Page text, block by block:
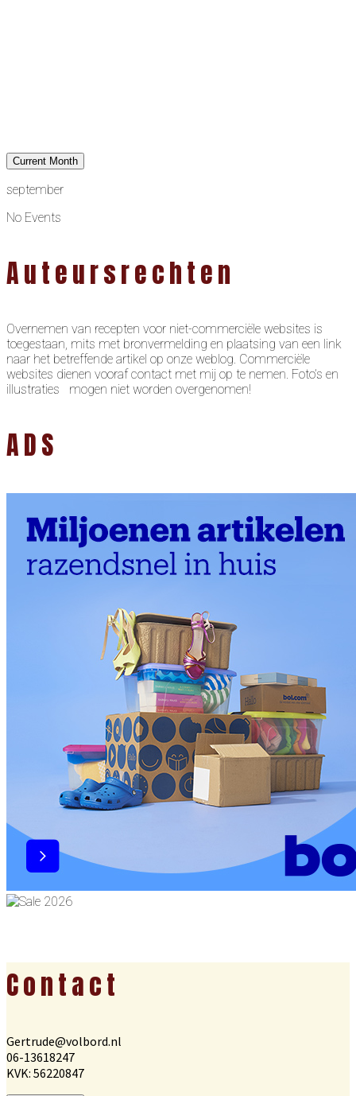
Current Month
september
No Events
Auteursrechten
Overnemen van recepten voor niet-commerciële websites is
toegestaan, mits met bronvermelding en plaatsing van een link
naar het betreffende artikel op onze weblog. Commerciële
websites dienen vooraf contact met mij op te nemen. Foto’s en
illustraties mogen niet worden overgenomen!
ADS
Footer
Contact
Gertrude@volbord.nl
06-13618247
KVK: 56220847